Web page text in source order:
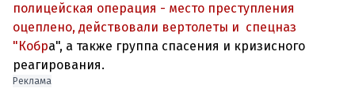
полицейская операция - место преступления
оцеплено, действовали вертолеты и спецназ
"Кобра", а также группа спасения и кризисного
Реклама